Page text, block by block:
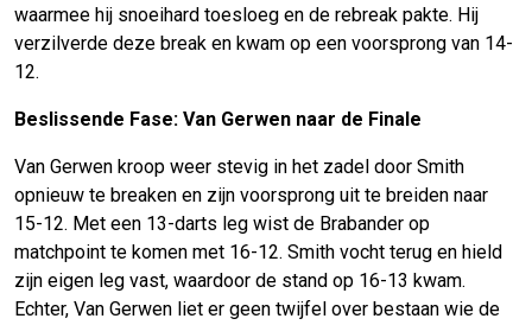
waarmee hij snoeihard toesloeg en de rebreak pakte. Hij
verzilverde deze break en kwam op een voorsprong van 14-
12.
Beslissende Fase: Van Gerwen naar de Finale
Van Gerwen kroop weer stevig in het zadel door Smith
opnieuw te breaken en zijn voorsprong uit te breiden naar
15-12. Met een 13-darts leg wist de Brabander op
matchpoint te komen met 16-12. Smith vocht terug en hield
zijn eigen leg vast, waardoor de stand op 16-13 kwam.
Echter, Van Gerwen liet er geen twijfel over bestaan wie de